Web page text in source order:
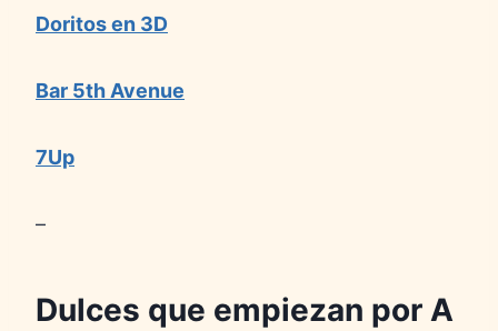
Doritos en 3D
Bar 5th Avenue
7Up
–
Dulces que empiezan por A